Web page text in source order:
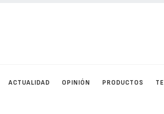
ACTUALIDAD OPINIÓN PRODUCTOS